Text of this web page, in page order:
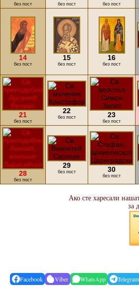
без пост без пост без пост
14
без пост
15
без пост
16
без пост
21
без пост
22
без пост 23
без пост
28
без пост
29
без пост 30
без пост
Ако сте харесали
за
Facebook Viber WhatsApp Telegram